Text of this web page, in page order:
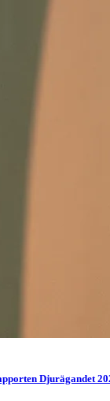
Djurägandet